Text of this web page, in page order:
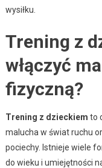
wysiłku.
Trening z
włączyć
fizyczną?
Trening z dzieckiem to
malucha w świat ruchu
pociechy. Istnieje wiele
do wieku i umiejętności